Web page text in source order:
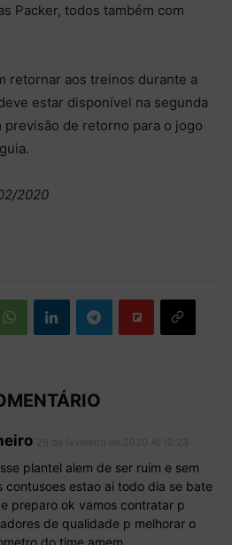
Packer, todos também com
retornar aos treinos durante a
estar disponível na segunda
previsão de retorno para o jogo
2020
plantel alem de ser ruim e sem
contusoes estao ai todo dia se bate
preparo ok vamos contratar p
de qualidade p melhorar o
do time amem